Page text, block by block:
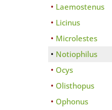
Laemostenus
Licinus
Microlestes
Notiophilus
Ocys
Olisthopus
Ophonus